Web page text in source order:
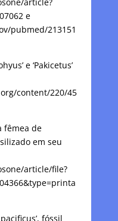
e
pubmed/213151
e ‘Pakicetus’
content/220/45
fêmea de
em seu
article/file?
fóssil